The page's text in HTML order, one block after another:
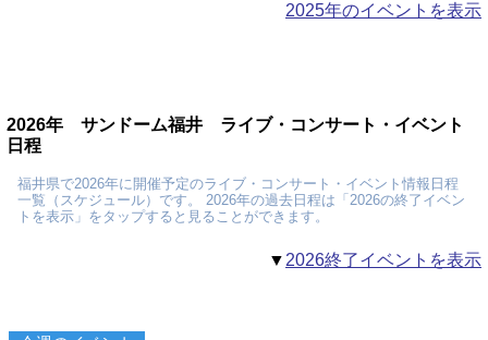
2025年のイベントを表示
2026年 サンドーム福井 ライブ・コンサート・イベント
日程
福井県で2026年に開催予定のライブ・コンサート・イベント情報日程
一覧（スケジュール）です。 2026年の過去日程は「2026の終了イベン
トを表示」をタップすると見ることができます。
▼ 2026終了イベントを表示